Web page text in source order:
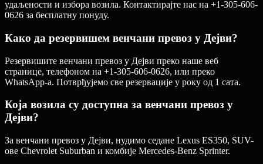
удаљености и избора возила. Контактирајте нас на +1-305-606-
0626 за бесплатну понуду.
Како да резервишем венчани превоз у Дејви?
Резервишите венчани превоз у Дејви преко наше веб
странице, телефоном на +1-305-606-0626, или преко
WhatsApp-а. Потврђујемо све резервације у року од 1 сата.
Која возила су доступна за венчани превоз у
Дејви?
За венчани превоз у Дејви, нудимо седане Lexus ES350, SUV-
ове Chevrolet Suburban и комбије Mercedes-Benz Sprinter.